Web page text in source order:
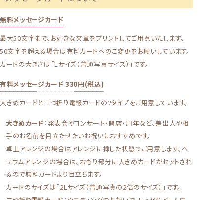
無料メッセージカード
最大50文字まで、お好きな文章をプリントしてご用意いたします。
50文字を超える場合は有料カードへのご変更をお願いしています。
カードの大きさは「Lサイズ（普通写真サイズ）」です。
有料メッセージカード 330円(税込)
大きめカードと二つ折り電報カードの2タイプをご用意しています。
大きめカード ：発表会やコンサート・開店・周年など、差出人や相
手のお名前を目立たせたいお祝いにおすすめです。
卓上アレンジの場合はアレンジに挿した状態でご用意します。ヘ
リウムアレンジの場合は、おもり部分に大きめカードがセットされ
るので無料カードより目立ちます。
カードのサイズは「2Lサイズ（普通写真の2倍のサイズ）」です。